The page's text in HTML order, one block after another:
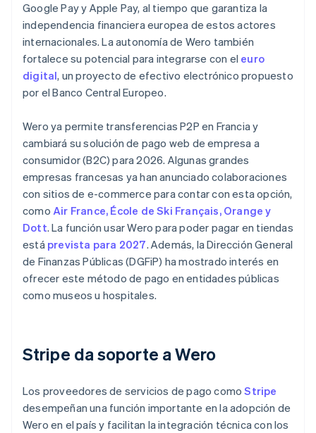
Google Pay y Apple Pay, al tiempo que garantiza la
independencia financiera europea de estos actores
internacionales. La autonomía de Wero también
fortalece su potencial para integrarse con el euro
digital, un proyecto de efectivo electrónico propuesto
por el Banco Central Europeo.
Wero ya permite transferencias P2P en Francia y
cambiará su solución de pago web de empresa a
consumidor (B2C) para 2026. Algunas grandes
empresas francesas ya han anunciado colaboraciones
con sitios de e-commerce para contar con esta opción,
como Air France, École de Ski Français, Orange y
Dott. La función usar Wero para poder pagar en tiendas
está prevista para 2027. Además, la Dirección General
de Finanzas Públicas (DGFiP) ha mostrado interés en
ofrecer este método de pago en entidades públicas
como museos u hospitales.
Stripe da soporte a Wero
Los proveedores de servicios de pago comoStripe
desempeñan una función importante en la adopción de
Wero en el país y facilitan la integración técnica con los